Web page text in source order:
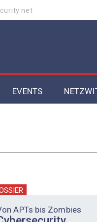
2025
EVENTS
APTs bis Zombies